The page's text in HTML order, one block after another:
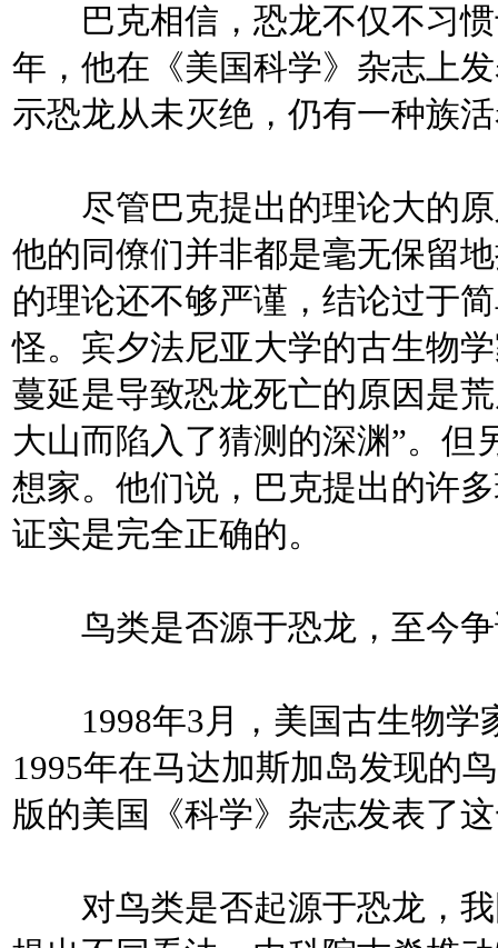
巴克相信，恐龙不仅不习惯
年，他在《美国科学》杂志上
示恐龙从未灭绝，仍有一种族
尽管巴克提出的理论大的原
他的同僚们并非都是毫无保留
的理论还不够严谨，结论过于
怪。宾夕法尼亚大学的古生物
蔓延是导致恐龙死亡的原因是
大山而陷入了猜测的深渊”。但
想家。他们说，巴克提出的许
证实是完全正确的。
鸟类是否源于恐龙，至今争
1998年3月，美国古生物学
1995年在马达加斯加岛发现的
版的美国《科学》杂志发表了
对鸟类是否起源于恐龙，我